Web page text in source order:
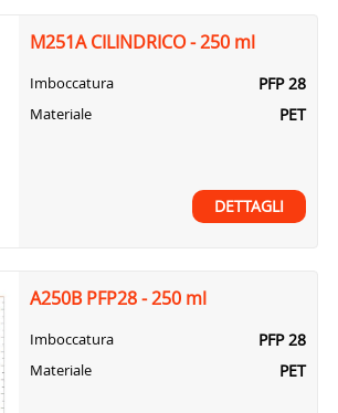
M251A CILINDRICO - 250 ml
Imboccatura PFP 28
Materiale PET
DETTAGLI
A250B PFP28 - 250 ml
Imboccatura PFP 28
Materiale PET